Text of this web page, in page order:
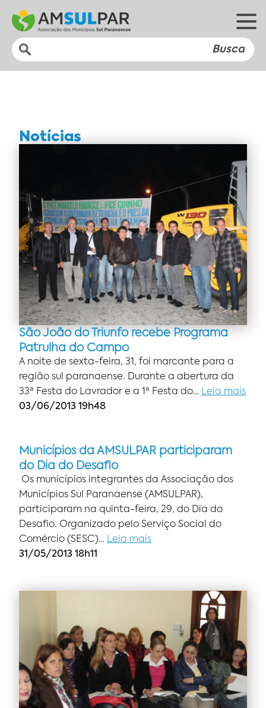
Notícias
São João do Triunfo recebe Programa
Patrulha do Campo
A noite de sexta-feira, 31, foi marcante para a
região sul paranaense. Durante a abertura da
33ª Festa do Lavrador e a 1ª Festa do… Leia mais
03/06/2013 19h48
Municípios da AMSULPAR participaram
do Dia do Desafio
Os municípios integrantes da Associação dos
Municípios Sul Paranaense (AMSULPAR),
participaram na quinta-feira, 29, do Dia do
Desafio. Organizado pelo Serviço Social do
Comércio (SESC)… Leia mais
31/05/2013 18h11